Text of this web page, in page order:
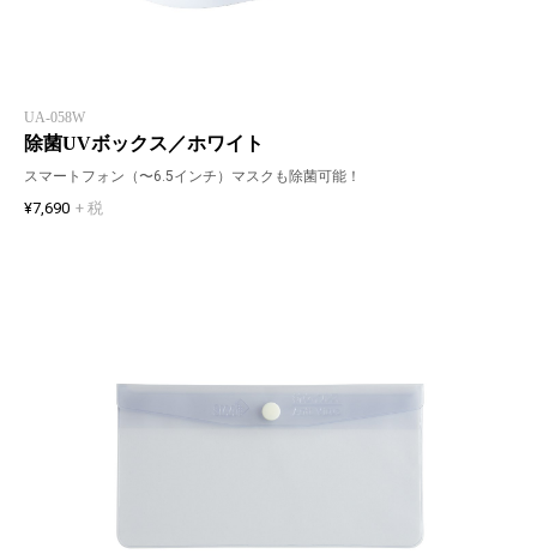
UA-058W
除菌UVボックス／ホワイト
スマートフォン（〜6.5インチ）マスクも除菌可能！
¥7,690 + 税